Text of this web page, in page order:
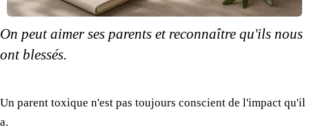
On peut aimerses parents et reconnaître qu'ils nous
ont blessés.
Un parent toxique n'est pas toujours conscient de l'impact qu'il
a.